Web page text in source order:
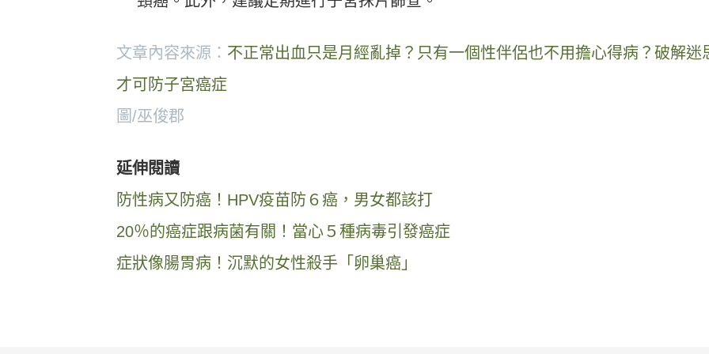
文章內容來源： 不正常出血只是月經亂掉？只有一個性伴侶也不用擔心得病？破解迷
才可防子宮癌症
圖/巫俊郡
延伸閱讀
防性病又防癌！HPV疫苗防６癌，男女都該打
20％的癌症跟病菌有關！當心５種病毒引發癌症
症狀像腸胃病！沉默的女性殺手「卵巢癌」